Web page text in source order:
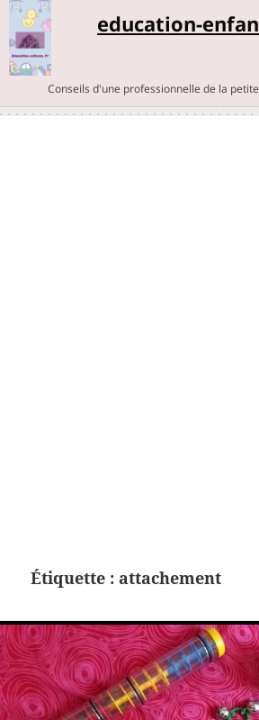
education-
Conseils d'une professionnelle de la
Étiquette : attachement